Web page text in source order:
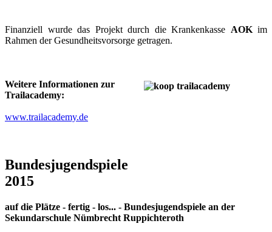
Finanziell wurde das Projekt durch die Krankenkasse AOKim
Rahmen der Gesundheitsvorsorge getragen.
Weitere Informationen zur
Trailacademy:
www.trailacademy.de
Bundesjugendspiele
2015
auf die Plätze - fertig - los... - Bundesjugendspiele an der
Sekundarschule Nümbrecht Ruppichteroth